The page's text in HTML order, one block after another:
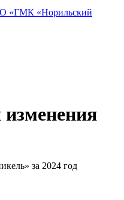
«ГМК «Норильский
изменения
за 2024 год